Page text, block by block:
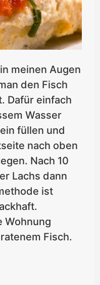
meinen Augen
den Fisch
Dafür einfach
Wasser
füllen und
nach oben
Nach 10
Lachs dann
ist
Wohnung
Fisch.